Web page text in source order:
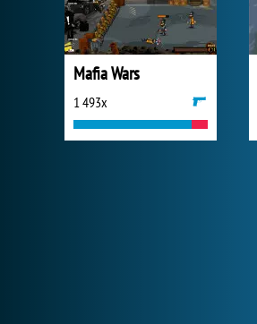
Mafia Wars
1 493x